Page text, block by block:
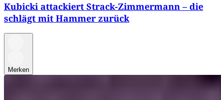
Kubicki attackiert Strack-Zimmermann – die
schlägt mit Hammer zurück
Merken